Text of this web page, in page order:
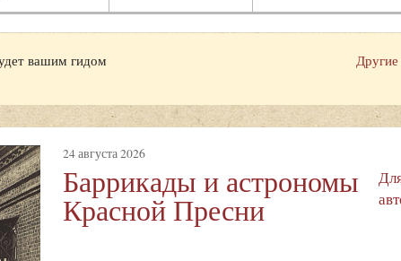
вашим гидом
24 августа 2026
Баррикады и астрономы
Красной Пресни